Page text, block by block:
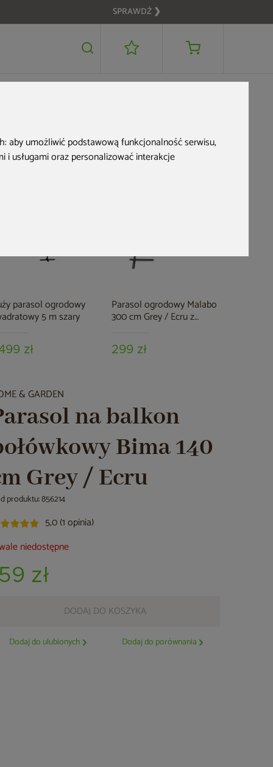
aby umożliwić podstawową funkcjonalność serwisu,
i usługami oraz personalizować interakcje
SPRAWDŹ ❯
159 zł DODAJ DO KOSZYKA
parasol ogrodowy
5 m szary
zł
Parasol ogrodowy Malabo
300 cm Grey / Ecru z
299 zł
& GARDEN
na balkon
Bima 140
Grey / Ecru
produktu: 856214
5,0 (1 opinia)
niedostępne
zł
DODAJ DO KOSZYKA
Dodaj do ulubionych Dodaj do porównania